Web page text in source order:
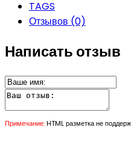
TAGS
Отзывов (0)
Написать отзыв
Примечание:HTML разметка не